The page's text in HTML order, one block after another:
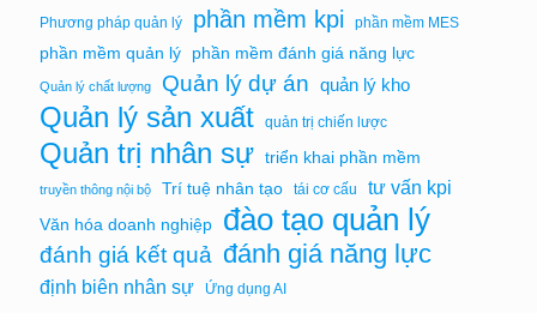
Phương pháp quản lý
phần mềm kpi phần mềm MES
phần mềm quản lý phần mềm đánh giá năng lực
Quản lý chất lượng Quản lý dự án quản lý kho
Quản lý sản xuất quản trị chiến lược
Quản trị nhân sự triển khai phần mềm
truyền thông nội bộ Trí tuệ nhân tạo tái cơ cấu tư vấn kpi
Văn hóa doanh nghiệp đào tạo quản lý
đánh giá kết quả đánh giá năng lực
định biên nhân sự Ứng dụng AI